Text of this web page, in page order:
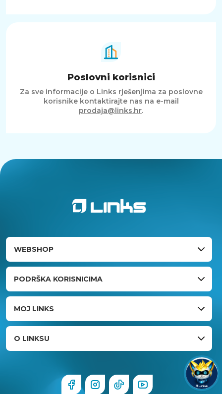
Poslovni korisnici
Za sve informacije o Links rješenjima za poslovne
korisnike kontaktirajte nas na e-mail
prodaja@links.hr.
WEBSHOP
PODRŠKA KORISNICIMA
MOJ LINKS
O LINKSU